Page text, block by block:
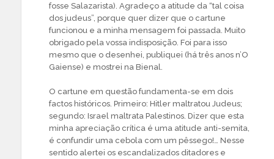
fosse Salazarista). Agradeço a atitude da “tal coisa
dos judeus”, porque quer dizer que o cartune
funcionou e a minha mensagem foi passada. Muito
obrigado pela vossa indisposição. Foi para isso
mesmo que o desenhei, publiquei (há três anos n’O
Gaiense) e mostrei na Bienal.
O cartune em questão fundamenta-se em dois
factos históricos. Primeiro: Hitler maltratou Judeus;
segundo: Israel maltrata Palestinos. Dizer que esta
minha apreciação crítica é uma atitude anti-semita,
é confundir uma cebola com um pêssego!… Nesse
sentido alertei os escandalizados ditadores e